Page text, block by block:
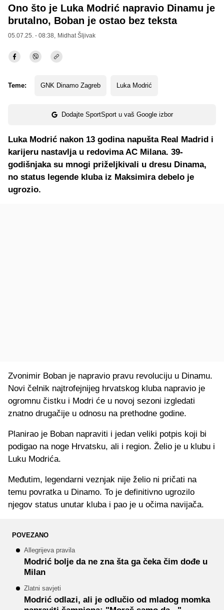
Ono što je Luka Modrić napravio Dinamu je
brutalno, Boban je ostao bez teksta
05.07.25. - 08:38, Midhat Šljivak
Teme: GNK Dinamo Zagreb Luka Modrić
Dodajte SportSport u vaš Google izbor
Luka Modrić nakon 13 godina napušta Real Madrid i
karijeru nastavlja u redovima AC Milana. 39-
godišnjaka su mnogi priželjkivali u dresu Dinama,
no status legende kluba iz Maksimira debelo je
ugrozio.
Zvonimir Boban je napravio pravu revoluciju u Dinamu.
Novi čelnik najtrofejnijeg hrvatskog kluba napravio je
ogromnu čistku i Modri će u novoj sezoni izgledati
znatno drugačije u odnosu na prethodne godine.
Planirao je Boban napraviti i jedan veliki potpis koji bi
podigao na noge Hrvatsku, ali i region. Želio je u klubu i
Luku Modrića.
Međutim, legendarni veznjak nije želio ni pričati na
temu povratka u Dinamo. To je definitivno ugrozilo
njegov status unutar kluba i pao je u očima navijača.
POVEZANO
Allegrijeva pravila
Modrić bolje da ne zna šta ga čeka čim dođe u
Milan
Zlatni savjeti
Modrić odlazi, ali je odlučio od mladog momka